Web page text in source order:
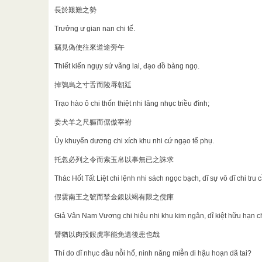
長於艱難之勢
Trưởng ư gian nan chi tế.
竊見偽使往來道途旁午
Thiết kiến ngụy sứ vãng lai, đạo đồ bàng ngọ.
掉鴞烏之寸舌而陵辱朝廷
Trạo hào ô chi thốn thiệt nhi lăng nhục triều đình;
委犬羊之尺軀而倨傲宰祔
Ủy khuyển dương chi xích khu nhi cứ ngạo tể phụ.
托忽必列之令而索玉帛以事無已之誅求
Thác Hốt Tất Liệt chi lệnh nhi sách ngọc bạch, dĩ sự vô dĩ chi tru
假雲南王之號而揫金銀以竭有限之傥庫
Giả Vân Nam Vương chi hiệu nhi khu kim ngân, dĩ kiệt hữu hạn
譬猶以肉投餒虎寧能免遺後患也哉
Thí do dĩ nhục đầu nỗi hổ, ninh năng miễn di hậu hoạn dã tai?